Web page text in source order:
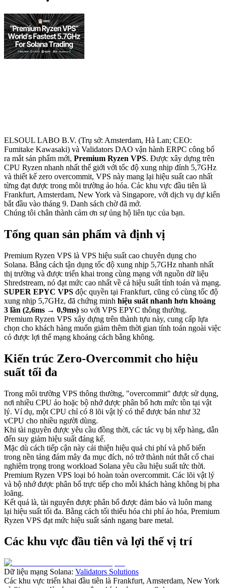
ELSOUL LABO B.V. (Trụ sở: Amsterdam, Hà Lan; CEO:
Fumitake Kawasaki) và Validators DAO vận hành ERPC công bố
ra mắt sản phẩm mới, Premium Ryzen VPS. Được xây dựng trên
CPU Ryzen nhanh nhất thế giới với tốc độ xung nhịp đỉnh 5,7GHz
và thiết kế zero overcommit, VPS này mang lại hiệu suất cao nhất
từng đạt được trong môi trường ảo hóa. Các khu vực đầu tiên là
Frankfurt, Amsterdam, New York và Singapore, với dịch vụ dự kiến
bắt đầu vào tháng 9. Danh sách chờ đã mở.
Chúng tôi chân thành cảm ơn sự ủng hộ liên tục của bạn.
Tổng quan sản phẩm và định vị
Premium Ryzen VPS là VPS hiệu suất cao chuyên dụng cho
Solana. Bằng cách tận dụng tốc độ xung nhịp 5,7GHz nhanh nhất
thị trường và được triển khai trong cùng mạng với nguồn dữ liệu
Shredstream, nó đạt mức cao nhất về cả hiệu suất tính toán và mạng.
SUPER EPYC VPS độc quyền tại Frankfurt, cũng có cùng tốc độ
xung nhịp 5,7GHz, đã chứng minh hiệu suất nhanh hơn khoảng
3 lần (2,6ms → 0,9ms) so với VPS EPYC thông thường.
Premium Ryzen VPS xây dựng trên thành tựu này, cung cấp lựa
chọn cho khách hàng muốn giảm thêm thời gian tính toán ngoài việc
có được lợi thế mạng khoảng cách bằng không.
Kiến trúc Zero-Overcommit cho hiệu
suất tối đa
Trong môi trường VPS thông thường, "overcommit" được sử dụng,
nơi nhiều CPU ảo hoặc bộ nhớ được phân bổ hơn mức tồn tại vật
lý. Ví dụ, một CPU chỉ có 8 lõi vật lý có thể được bán như 32
vCPU cho nhiều người dùng.
Khi tài nguyên được yêu cầu đồng thời, các tác vụ bị xếp hàng, dẫn
đến suy giảm hiệu suất đáng kể.
Mặc dù cách tiếp cận này cải thiện hiệu quả chi phí và phổ biến
trong nền tảng đám mây đa mục đích, nó trở thành nút thắt cổ chai
nghiêm trọng trong workload Solana yêu cầu hiệu suất tức thời.
Premium Ryzen VPS loại bỏ hoàn toàn overcommit. Các lõi vật lý
và bộ nhớ được phân bổ trực tiếp cho mỗi khách hàng không bị pha
loãng.
Kết quả là, tài nguyên được phân bổ được đảm bảo và luôn mang
lại hiệu suất tối đa. Bằng cách tối thiểu hóa chi phí ảo hóa, Premium
Ryzen VPS đạt mức hiệu suất sánh ngang bare metal.
Các khu vực đầu tiên và lợi thế vị trí
Dữ liệu mạng Solana: Validators Solutions
Các khu vực triển khai đầu tiên là Frankfurt, Amsterdam, New York